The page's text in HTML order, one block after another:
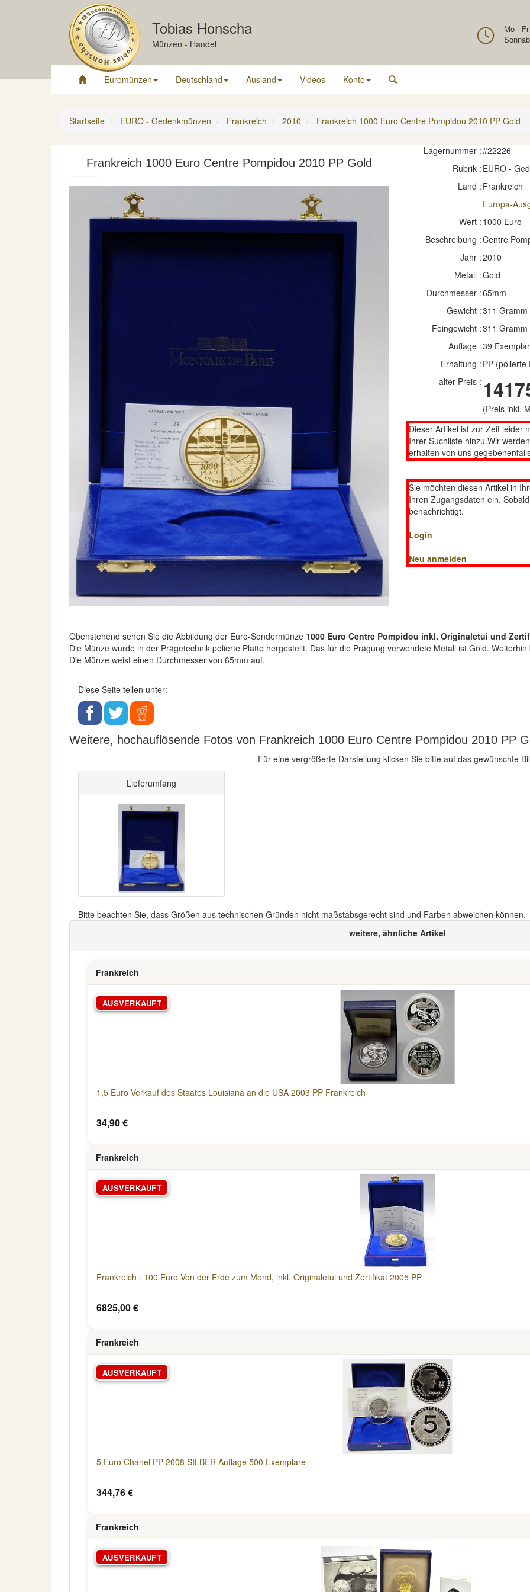
Tobias Honscha
Münzen - Handel
Mo -
Euromünzen Deutschland Ausland Videos Konto
Startseite EURO - Gedenkmünzen Frankreich 2010 Frankreich 1000 Euro Centre Pompidou 2010 PP Gold
Frankreich 1000 Euro Centre Pompidou 2010 PP Gold
Lagernummer :#22226
Rubrik : EURO -
Land : Frankreich
Europa-
Wert : 1000 Euro
Beschreibung :Centre
Jahr :2010
Metall :Gold
Durchmesser :65mm
Gewicht :311 Gramm
Feingewicht :311 Gramm
Auflage :39
Erhaltung : PP (polierte
alter Preis :
(Preis inkl.
Dieser Artikel ist zur Zeit leider
Ihrer Suchliste hinzu.Wir
erhalten von uns
Sie möchten diesen Artikel in
Ihren Zugangsdaten ein.
benachrichtigt.
Login
Neu anmelden
Obenstehend sehen Sie die Abbildung der Euro-Sondermünze 1000 Euro Centre Pompidou inkl. Originaletui und
Die Münze wurde in der Prägetechnik polierte Platte hergestellt. Das für die Prägung verwendete Metall ist Gold.
Die Münze weist einen Durchmesser von 65mm auf.
Diese Seite teilen unter:
Weitere, hochauflösende Fotos von Frankreich 1000 Euro Centre Pompidou 2010 PP
Für eine vergrößerte Darstellung klicken Sie bitte auf das gewünschte
Lieferumfang
Bitte beachten Sie, dass Größen aus technischen Gründen nicht maßstabsgerecht sind und Farben abweichen können.
weitere, ähnliche Artikel
Frankreich
AUSVERKAUFT
1,5 Euro Verkauf des Staates Louisiana an die USA 2003 PP Frankreich
34,90 €
Frankreich
AUSVERKAUFT
Frankreich : 100 Euro Von der Erde zum Mond, inkl. Originaletui und Zertifikat 2005 PP
6825,00 €
Frankreich
AUSVERKAUFT
5 Euro Chanel PP 2008 SILBER Auflage 500 Exemplare
344,76 €
Frankreich
AUSVERKAUFT